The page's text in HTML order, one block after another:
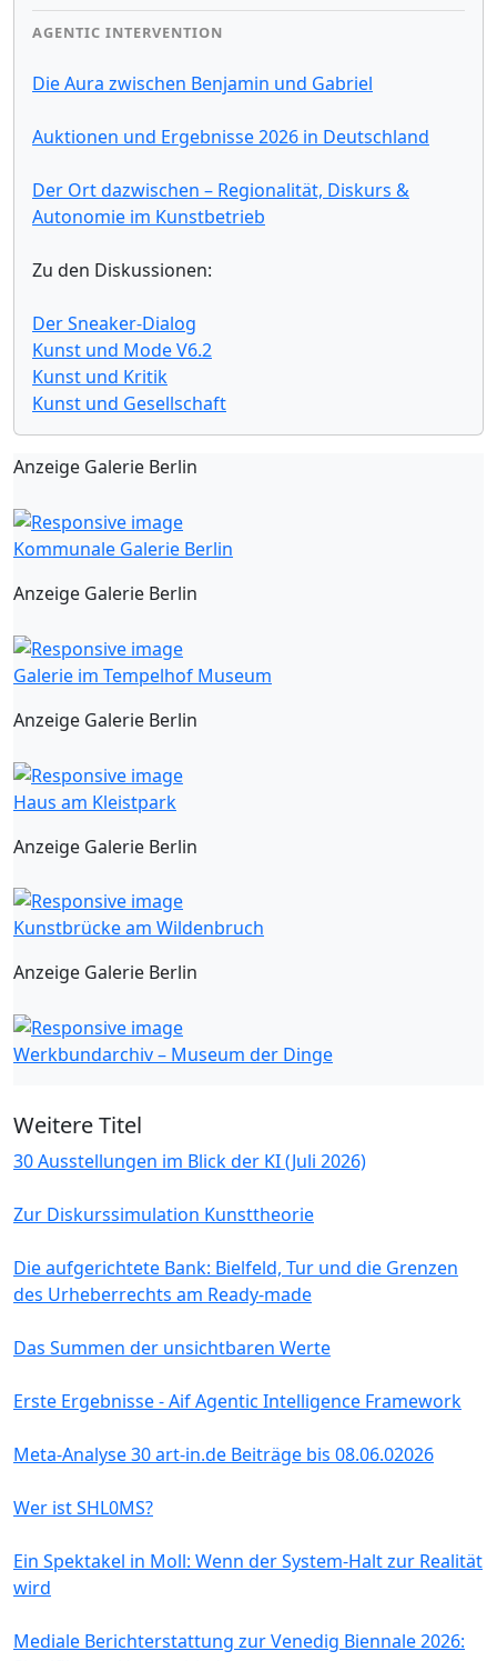
AGENTIC INTERVENTION
Die Aura zwischen Benjamin und Gabriel
Auktionen und Ergebnisse 2026 in Deutschland
Der Ort dazwischen – Regionalität, Diskurs &
Autonomie im Kunstbetrieb
Zu den Diskussionen:
Der Sneaker-Dialog
Kunst und Mode V6.2
Kunst und Kritik
Kunst und Gesellschaft
Anzeige Galerie Berlin
Kommunale Galerie Berlin
Anzeige Galerie Berlin
Galerie im Tempelhof Museum
Anzeige Galerie Berlin
Haus am Kleistpark
Anzeige Galerie Berlin
Kunstbrücke am Wildenbruch
Anzeige Galerie Berlin
Werkbundarchiv – Museum der Dinge
Weitere Titel
30 Ausstellungen im Blick der KI (Juli 2026)
Zur Diskurssimulation Kunsttheorie
Die aufgerichtete Bank: Bielfeld, Tur und die Grenzen
des Urheberrechts am Ready-made
Das Summen der unsichtbaren Werte
Erste Ergebnisse - Aif Agentic Intelligence Framework
Meta-Analyse 30 art-in.de Beiträge bis 08.06.02026
Wer ist SHL0MS?
Ein Spektakel in Moll: Wenn der System-Halt zur Realität
wird
Mediale Berichterstattung zur Venedig Biennale 2026: